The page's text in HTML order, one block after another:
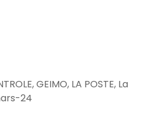
GEIMO, LA POSTE, La
24